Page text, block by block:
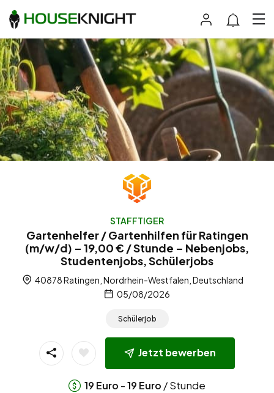
STAFFTIGER
Gartenhelfer / Gartenhilfen für Ratingen
(m/w/d) – 19,00 € / Stunde – Nebenjobs,
Studentenjobs, Schülerjobs
40878 Ratingen, Nordrhein-Westfalen, Deutschland
05/08/2026
Schülerjob
Jetzt bewerben
19 Euro -19 Euro / Stunde